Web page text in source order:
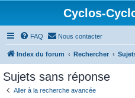
Cyclos-
FAQ Nous contacter
Index du forum Rechercher
Sujets sans réponse
Aller à la recherche avancée